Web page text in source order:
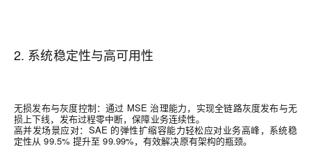
2. 系统稳定性与高可用性
无损发布与灰度控制：通过 MSE 治理能力，实现全链路灰度发布与无
损上下线，发布过程零中断，保障业务连续性。
高并发场景应对：SAE 的弹性扩缩容能力轻松应对业务高峰，系统稳
定性从 99.5% 提升至 99.99%，有效解决原有架构的瓶颈。